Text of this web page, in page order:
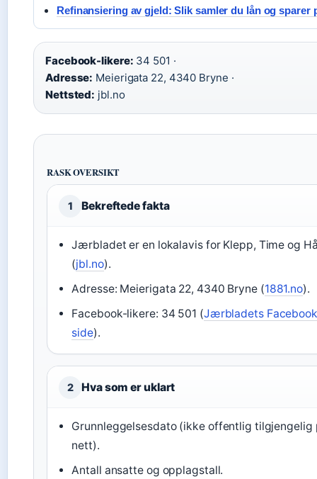
Refinansiering av gjeld: Slik samler du lån og sparer
Facebook-likere: 34 501 ·
Adresse: Meierigata 22, 4340 Bryne ·
Nettsted: jbl.no
RASK OVERSIKT
1 Bekreftede fakta
Jærbladet er en lokalavis for Klepp, Time og
(jbl.no).
Adresse: Meierigata 22, 4340 Bryne (1881.no).
Facebook-likere: 34 501 (Jærbladets
side).
2 Hva som er uklart
Grunnleggelsesdato (ikke offentlig tilgjengelig
nett).
Antall ansatte og opplagstall.